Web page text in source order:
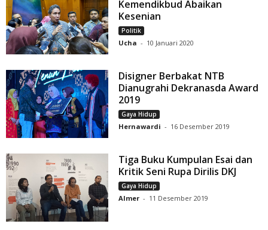
Kemendikbud Abaikan
Kesenian
Politik
Ucha - 10 Januari 2020
Disigner Berbakat NTB
Dianugrahi Dekranasda Award
2019
Gaya Hidup
Hernawardi - 16 Desember 2019
Tiga Buku Kumpulan Esai dan
Kritik Seni Rupa Dirilis DKJ
Gaya Hidup
Almer - 11 Desember 2019